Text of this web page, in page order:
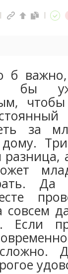
б
бы
за